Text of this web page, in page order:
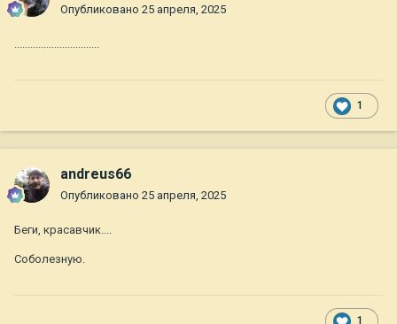
Опубликовано 25 апреля, 2025
................................
1
andreus66
Опубликовано 25 апреля, 2025
Беги, красавчик....
Соболезную.
1